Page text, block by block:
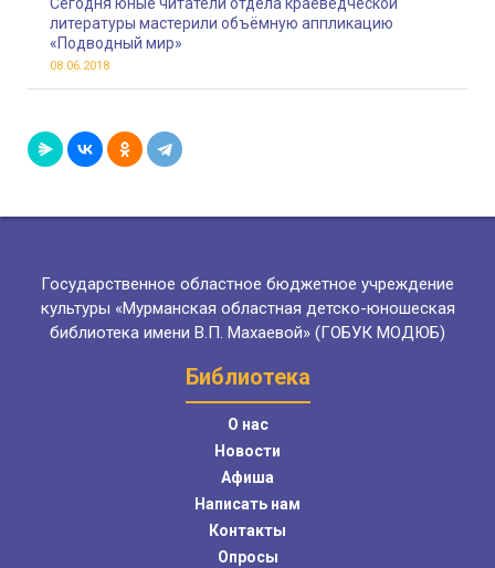
Сегодня юные читатели отдела краеведческой
литературы мастерили объёмную аппликацию
«Подводный мир»
08.06.2018
Государственное областное бюджетное учреждение
культуры «Мурманская областная детско-юношеская
библиотека имени В.П. Махаевой» (ГОБУК МОДЮБ)
Библиотека
О нас
Новости
Афиша
Написать нам
Контакты
Опросы